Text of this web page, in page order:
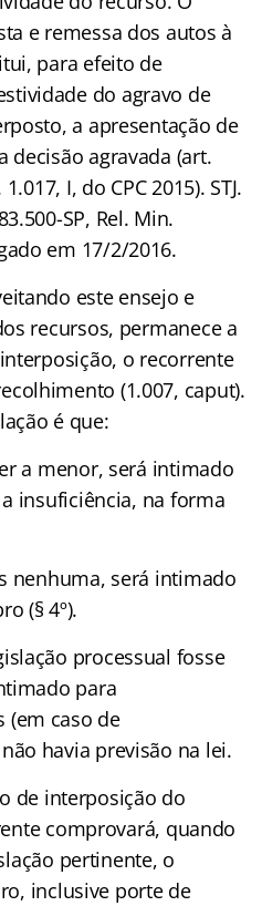
e remessa dos autos à
para efeito de
do agravo de
a apresentação de
decisão agravada (art.
I, do CPC 2015). STJ.
SP, Rel. Min.
em 17/2/2016.
este ensejo e
recursos, permanece a
o recorrente
(1.007, caput).
é que:
a menor, será intimado
insuficiência, na forma
nenhuma, será intimado
(§ 4º).
processual fosse
para
(em caso de
havia previsão na lei.
de interposição do
comprovará, quando
pertinente, o
inclusive porte de